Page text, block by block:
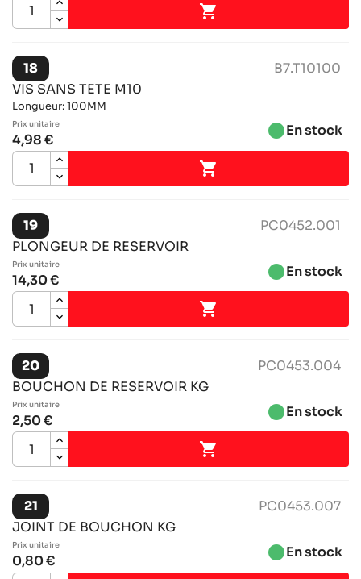

18
B7.T10100
VIS SANS TETE M10
Longueur: 100MM
Prix ​​unitaire
4,98 € brightness_1En stock

19
PC0452.001
PLONGEUR DE RESERVOIR
Prix ​​unitaire
14,30 € brightness_1En stock

20
PC0453.004
BOUCHON DE RESERVOIR KG
Prix ​​unitaire
2,50 € brightness_1En stock

21
PC0453.007
JOINT DE BOUCHON KG
Prix ​​unitaire
0,80 € brightness_1En stock